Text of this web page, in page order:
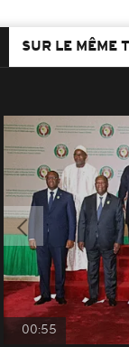
SUR LE MÊME
00:55